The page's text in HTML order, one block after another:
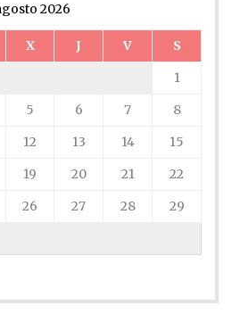
2026
X J V
S
1
5 6 7
8
12 13 14
15
19 20 21
22
26 27 28
29